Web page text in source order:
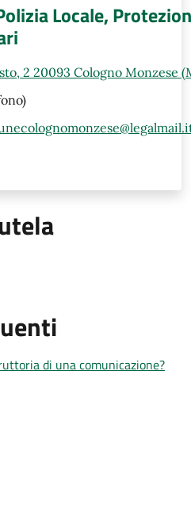
Locale,
2 20093 Cologno Monzese
di una comunicazione?